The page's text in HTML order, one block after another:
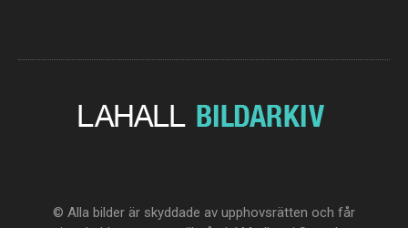
© Alla bilder är skyddade av upphovsrätten och får